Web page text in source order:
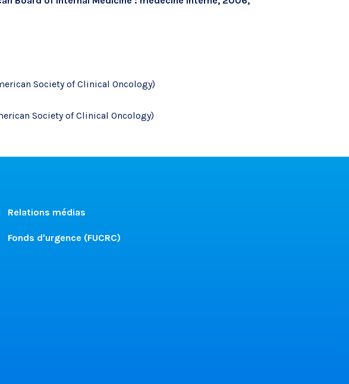
Society of Clinical Oncology)
Society of Clinical Oncology)
Relations médias
Fonds d'urgence (FUCRC)